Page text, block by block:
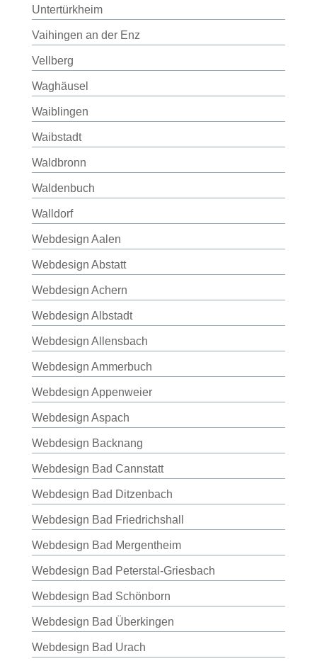
Untertürkheim
Vaihingen an der Enz
Vellberg
Waghäusel
Waiblingen
Waibstadt
Waldbronn
Waldenbuch
Walldorf
Webdesign Aalen
Webdesign Abstatt
Webdesign Achern
Webdesign Albstadt
Webdesign Allensbach
Webdesign Ammerbuch
Webdesign Appenweier
Webdesign Aspach
Webdesign Backnang
Webdesign Bad Cannstatt
Webdesign Bad Ditzenbach
Webdesign Bad Friedrichshall
Webdesign Bad Mergentheim
Webdesign Bad Peterstal-Griesbach
Webdesign Bad Schönborn
Webdesign Bad Überkingen
Webdesign Bad Urach